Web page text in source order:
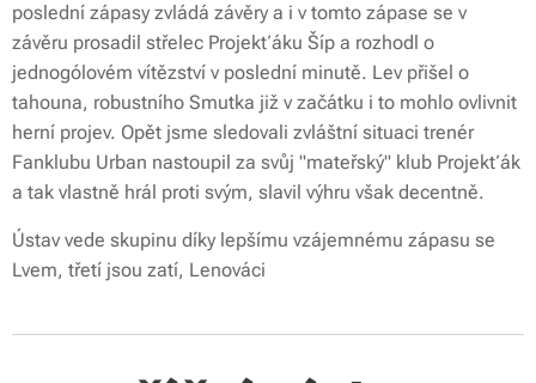
poslední zápasy zvládá závěry a i v tomto zápase se v
závěru prosadil střelec Projekťáku Šíp a rozhodl o
jednogólovém vítězství v poslední minutě. Lev přišel o
tahouna, robustního Smutka již v začátku i to mohlo ovlivnit
herní projev. Opět jsme sledovali zvláštní situaci trenér
Fanklubu Urban nastoupil za svůj "mateřský" klub Projekťák
a tak vlastně hrál proti svým, slavil výhru však decentně.
Ústav vede skupinu díky lepšímu vzájemnému zápasu se
Lvem, třetí jsou zatí, Lenováci